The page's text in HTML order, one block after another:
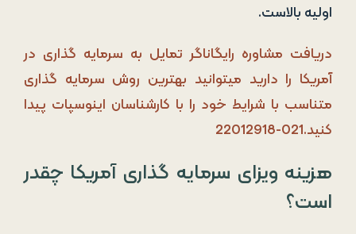
اولیه بالاست.
دریافت مشاوره رایگاناگر تمایل به سرمایه گذاری در
آمریکا را دارید میتوانید بهترین روش سرمایه گذاری
متناسب با شرایط خود را با کارشناسان اینوسپات پیدا
کنید.021-22012918
هزینه ویزای سرمایه گذاری آمریکا چقدر
است؟